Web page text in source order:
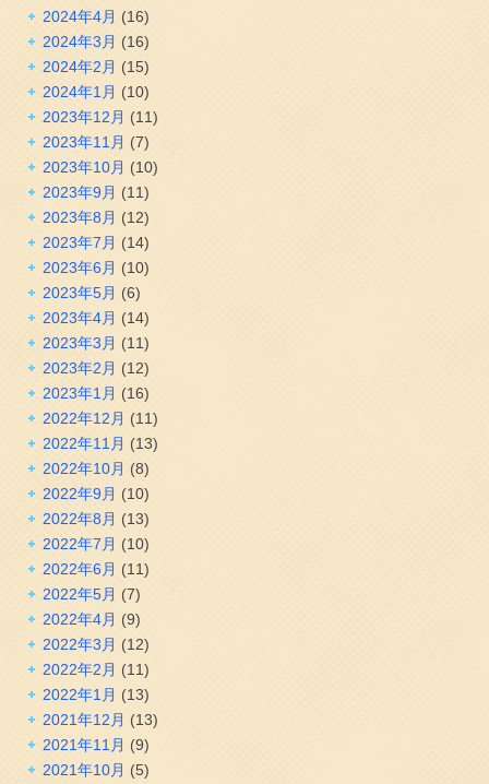
2024年4月 (16)
2024年3月 (16)
2024年2月 (15)
2024年1月 (10)
2023年12月 (11)
2023年11月 (7)
2023年10月 (10)
2023年9月 (11)
2023年8月 (12)
2023年7月 (14)
2023年6月 (10)
2023年5月 (6)
2023年4月 (14)
2023年3月 (11)
2023年2月 (12)
2023年1月 (16)
2022年12月 (11)
2022年11月 (13)
2022年10月 (8)
2022年9月 (10)
2022年8月 (13)
2022年7月 (10)
2022年6月 (11)
2022年5月 (7)
2022年4月 (9)
2022年3月 (12)
2022年2月 (11)
2022年1月 (13)
2021年12月 (13)
2021年11月 (9)
2021年10月 (5)